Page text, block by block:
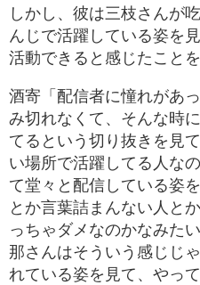
しかし、彼は三枝さんが
んじで活躍している姿を
活動できると感じたこと
酒寄「配信者に憧れがあ
み切れなくて、そんな時
てるという切り抜きを見
い場所で活躍してる人な
て堂々と配信している姿
とか言葉詰まんない人と
っちゃダメなのかなみた
那さんはそういう感じじ
れている姿を見て、やっ